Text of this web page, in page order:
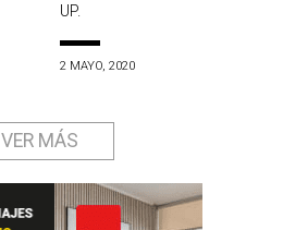
UP.
2 MAYO, 2020
VER MÁS